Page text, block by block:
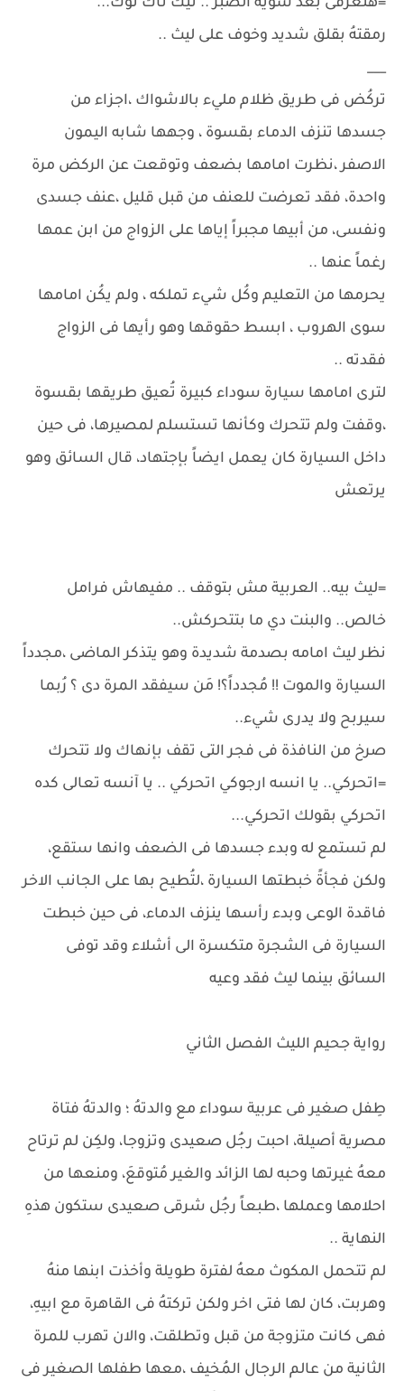
=هتعرفى بعد شوية الصبر .. تيك تاك توك...
رمقتهُ بقلق شديد وخوف على ليث ..
___
تركُض فى طريق ظلام مليء بالاشواك ،اجزاء من
جسدها تنزف الدماء بقسوة ، وجهها شابه اليمون
الاصفر ،نظرت امامها بضعف وتوقعت عن الركض مرة
واحدة، فقد تعرضت للعنف من قبل قليل ،عنف جسدى
ونفسى، من أبيها مجبراً إياها على الزواج من ابن عمها
رغماً عنها ..
يحرمها من التعليم وكُل شيء تملكه ، ولم يكُن امامها
سوى الهروب ، ابسط حقوقها وهو رأيها فى الزواج
فقدته ..
لترى امامها سيارة سوداء كبيرة تُعيق طريقها بقسوة
،وقفت ولم تتحرك وكأنها تستسلم لمصيرها، فى حين
داخل السيارة كان يعمل ايضاً بإجتهاد، قال السائق وهو
يرتعش
=ليث بيه.. العربية مش بتوقف .. مفيهاش فرامل
خالص.. والبنت دي ما بتتحركش..
نظر ليث امامه بصدمة شديدة وهو يتذكر الماضى ،مجدداً
السيارة والموت !! مُجدداً؟! مَن سيفقد المرة دى ؟ رُبما
سيربح ولا يدرى شيء..
صرخ من النافذة فى فجر التى تقف بإنهاك ولا تتحرك
=اتحركي.. يا انسه ارجوكي اتحركي .. يا آنسه تعالى كده
اتحركي بقولك اتحركي...
لم تستمع له وبدء جسدها فى الضعف وانها ستقع،
ولكن فجأةً خبطتها السيارة ،لتُطيح بها على الجانب الاخر
فاقدة الوعى وبدء رأسها ينزف الدماء، فى حين خبطت
السيارة فى الشجرة متكسرة الى أشلاء وقد توفى
السائق بينما ليث فقد وعيه
رواية جحيم الليث الفصل الثاني
طِفل صغير فى عربية سوداء مع والدتهُ ؛ والدتهُ فتاة
مصرية أصيلة، احبت رجُل صعيدى وتزوجا، ولكِن لم ترتاح
معهُ غيرتها وحبه لها الزائد والغير مُتوقعَ، ومنعها من
احلامها وعملها ،طبعاً رجُل شرقى صعيدى ستكون هذهِ
النهاية ..
لم تتحمل المكوث معهُ لفترة طويلة وأخذت ابنها منهُ
وهربت، كان لها فتى اخر ولكن تركتهُ فى القاهرة مع ابيهِ،
فهى كانت متزوجة من قبل وتطلقت، والان تهرب للمرة
الثانية من عالم الرجال المُخيف ،معها طفلها الصغير فى